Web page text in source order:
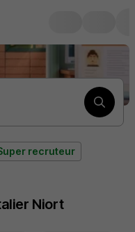
recruteur
Niort